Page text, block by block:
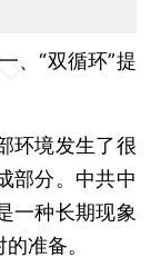
一、“双循环”提
境发生了很
部分。中共中
一种长期现象
准备。